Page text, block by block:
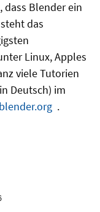
Blender ein
das
Linux, Apples
viele Tutorien
Deutsch) im
blender.org .